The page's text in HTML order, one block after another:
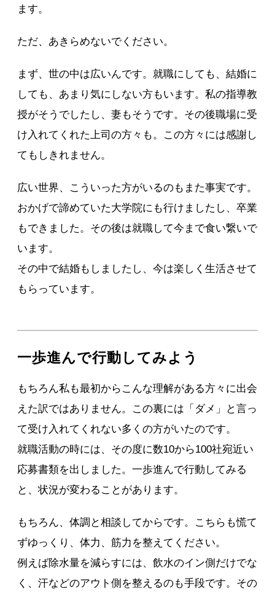
ます。
ただ、あきらめないでください。
まず、世の中は広いんです。就職にしても、結婚に
しても、あまり気にしない方もいます。私の指導教
授がそうでしたし、妻もそうです。その後職場に受
け入れてくれた上司の方々も。この方々には感謝し
てもしきれません。
広い世界、こういった方がいるのもまた事実です。
おかげで諦めていた大学院にも行けましたし、卒業
もできました。その後は就職して今まで食い繋いで
います。
その中で結婚もしましたし、今は楽しく生活させて
もらっています。
一歩進んで行動してみよう
もちろん私も最初からこんな理解がある方々に出会
えた訳ではありません。この裏には「ダメ」と言っ
て受け入れてくれない多くの方がいたのです。
就職活動の時には、その度に数10から100社宛近い
応募書類を出しました。一歩進んで行動してみる
と、状況が変わることがあります。
もちろん、体調と相談してからです。こちらも慌て
ずゆっくり、体力、筋力を整えてください。
例えば除水量を減らすには、飲水のイン側だけでな
く、汗などのアウト側を整えるのも手段です。その